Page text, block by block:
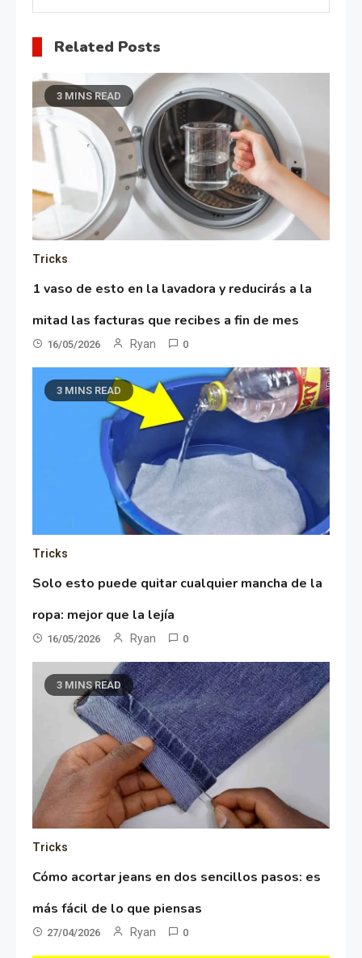
Related Posts
3 MINS READ
Tricks
1 vaso de esto en la lavadora y reducirás a la
mitad las facturas que recibes a fin de mes
16/05/2026 Ryan 0
3 MINS READ
Tricks
Solo esto puede quitar cualquier mancha de la
ropa: mejor que la lejía
16/05/2026 Ryan 0
3 MINS READ
Tricks
Cómo acortar jeans en dos sencillos pasos: es
más fácil de lo que piensas
27/04/2026 Ryan 0